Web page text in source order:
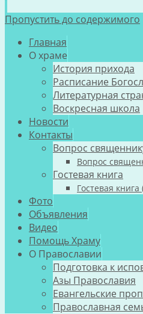
Пропустить до содержимого
Главная
О храме
История прихода
Расписание
Литературная
Воскресная школа
Новости
Контакты
Вопрос
Вопрос
Гостевая книга
Гостевая книга
Фото
Объявления
Видео
Помощь Храму
О Православии
Подготовка к
Азы Православия
Евангельские
Православная